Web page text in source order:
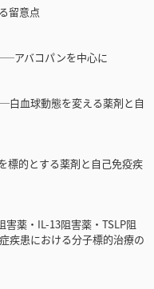
留意点
アバコパンを中心に
白血球動態を変える薬剤と自
的とする薬剤と自己免疫疾
薬・IL-13阻害薬・TSLP阻
患における分子標的治療の